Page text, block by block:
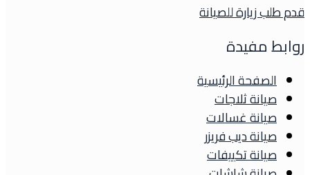
قدم طلب زيارة للصيانة
روابط مفيدة
الصفحة الرئيسية
صيانة ثلاجات
صيانة غسالات
صيانة ديب فريزر
صيانة تكييفات